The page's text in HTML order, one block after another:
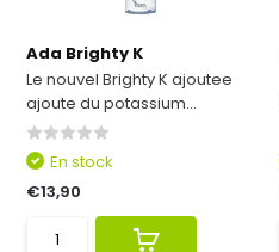
Ada Brighty K
Le nouvel Brighty K ajoutee
ajoute du potassium...
En stock
€13,90